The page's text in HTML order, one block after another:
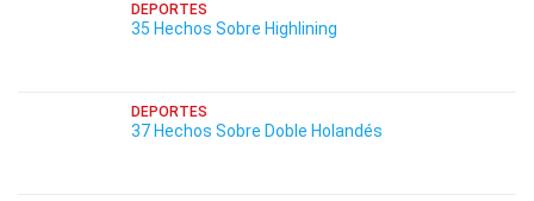
DEPORTES
35 Hechos Sobre Highlining
DEPORTES
37 Hechos Sobre Doble Holandés